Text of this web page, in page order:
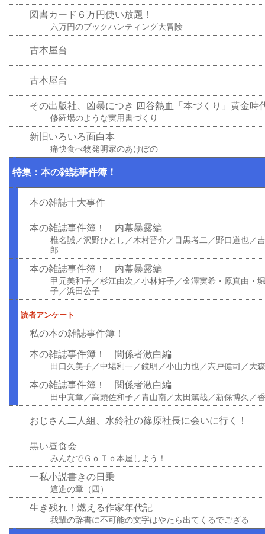
図書カード６万円使い放題！
六万円のブックハンティング大冒険
古本屋台
古本屋台
その出版社、凶暴につき 四谷熱血「本づくり」黄金時
修羅場のような実用書づくり
新旧いろいろ面白本
痛快食べ物発明家のあけぼの
特集：本の雑誌事件簿！
本の雑誌十大事件
本の雑誌事件簿！ 内幕暴露編
椎名誠／沢野ひとし／木村晋介／目黒考二／野口道也／
郎
本の雑誌事件簿！ 内幕暴露編
甲元美和子／杉江由次／小林好子／金澤実希・原真由・
子／浜田公子
読者アンケート
私の本の雑誌事件簿！
本の雑誌事件簿！ 関係者激白編
田口久美子／中場利一／鏡明／小山力也／宍戸健司／大
本の雑誌事件簿！ 関係者激白編
田中真章／高頭佐和子／青山南／太田篤哉／新保博久／
おじさん二人組、水鈴社の篠原社長に会いに行く！
黒い昼食会
みんなでＧｏＴｏ本屋しよう！
一私小説書きの日乗
這進の章（四）
生き残れ！燃える作家年代記
我輩の辞書に不可能の文字はやたら出てくるでござる